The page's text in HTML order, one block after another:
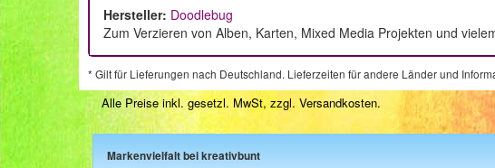
Hersteller: Doodlebug
Zum Verzieren von Alben, Karten, Mixed Media Projekten und
* Gilt für Lieferungen nach Deutschland. Lieferzeiten für andere Länder und
Alle Preise inkl. gesetzl. MwSt, zzgl. Versandkosten.
Markenvielfalt bei kreativbunt